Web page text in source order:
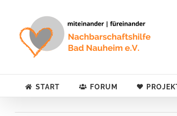
springen
START FORUM